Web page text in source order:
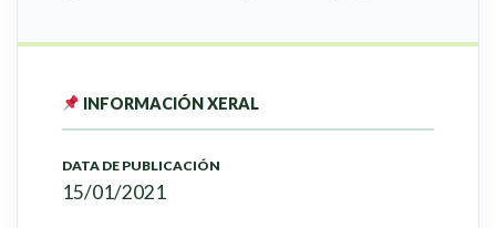
INFORMACIÓN XERAL
DATA DE PUBLICACIÓN
15/01/2021